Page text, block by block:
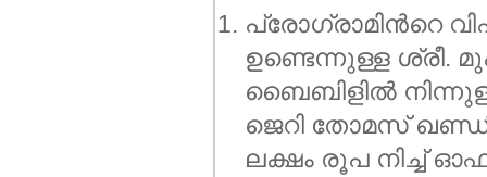
പ്രോഗ്രാമിന്‍റെ
ഉണ്ടെന്നുള്ള
ബൈബിളില്‍
ജെറി തോമസ്‌
ലക്ഷം രൂപ നിച്ച് ഓഫ്